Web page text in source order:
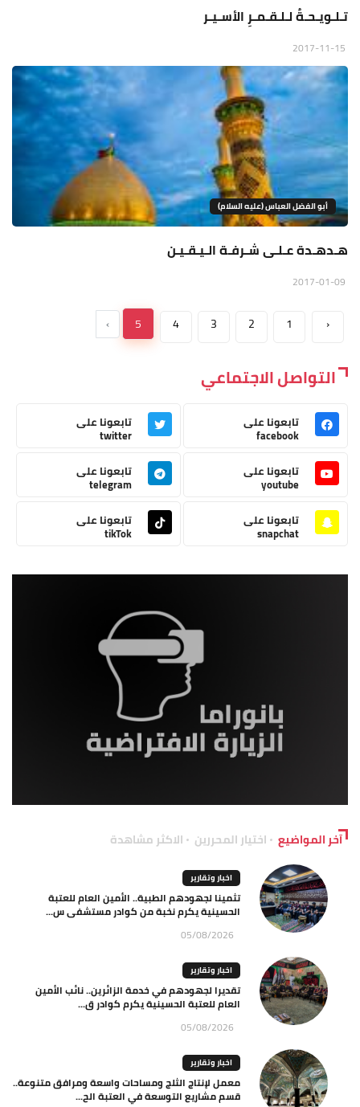
تـلـويـحـةُ لـلـقـمـرِ الأسـيـر
أبو الفضل العباس (عليه السلام)
هـدهـدة عـلـى شـرفـة الـيـقـيـن
‹
1
2
3
4
5
›
التواصل الاجتماعي
تابعونا على
facebook
تابعونا على
twitter
تابعونا على
youtube
تابعونا على
telegram
تابعونا على
snapchat
تابعونا على
tikTok
آخر المواضيع اختيار المحررين الاكثر مشاهدة
اخبار وتقارير
تثمينا لجهودهم الطبية.. الأمين العام للعتبة
الحسينية يكرم نخبة من كوادر مستشفى س...
05/08/2026
اخبار وتقارير
تقديرا لجهودهم في خدمة الزائرين.. نائب الأمين
العام للعتبة الحسينية يكرم كوادر ق...
05/08/2026
اخبار وتقارير
معمل لإنتاج الثلج ومساحات واسعة ومرافق متنوعة..
قسم مشاريع التوسعة في العتبة الح...